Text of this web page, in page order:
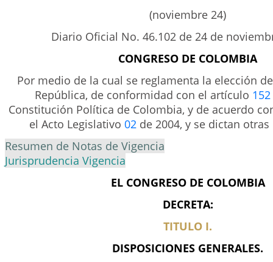
(noviembre 24)
Diario Oficial No. 46.102 de 24 de
CONGRESO DE COLOMBIA
Por medio de la cual se reglamenta la elección
República, de conformidad con el artículo 152
Constitución Política de Colombia, y de acuerdo
el Acto Legislativo 02 de 2004, y se dictan
Resumen de Notas de Vigencia
Jurisprudencia Vigencia
EL CONGRESO DE COLOMBIA
DECRETA:
TITULO I.
DISPOSICIONES GENERALES.